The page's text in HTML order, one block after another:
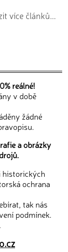
více článků...
reálné!
v době
žádné
a obrázky
historických
ochrana
tak nás
podmínek.